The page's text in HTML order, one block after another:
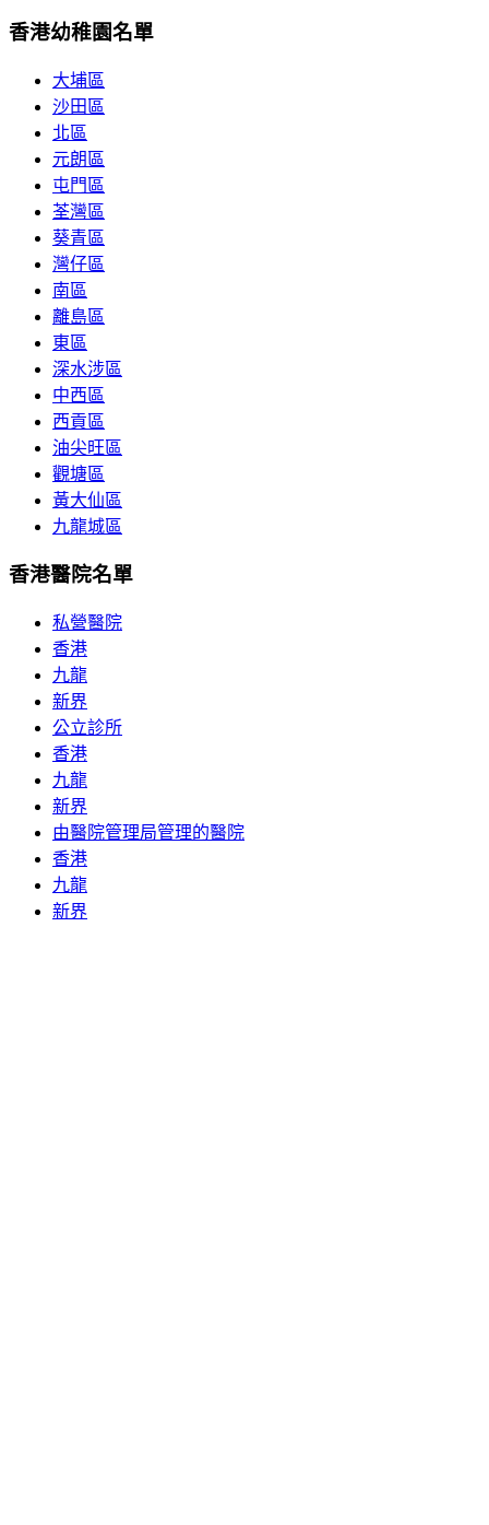
香港幼稚園名單
大埔區
沙田區
北區
元朗區
屯門區
荃灣區
葵青區
灣仔區
南區
離島區
東區
深水涉區
中西區
西貢區
油尖旺區
觀塘區
黃大仙區
九龍城區
香港醫院名單
私營醫院
香港
九龍
新界
公立診所
香港
九龍
新界
由醫院管理局管理的醫院
香港
九龍
新界